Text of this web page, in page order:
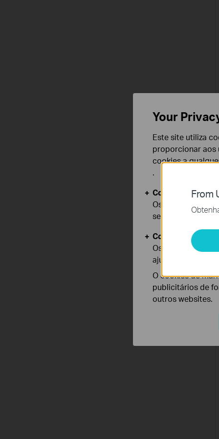
From
Your
Este site utiliza
proporcionar aos
cookies a
.
Cookies Básicos
Os cookies são
seus sistemas.
Cookies de
Os cookies de
ajustar a
O cookies de
publicitários de
outros websites.